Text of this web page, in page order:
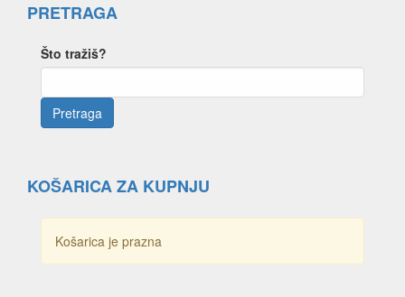
PRETRAGA
Što tražiš?
KOŠARICA ZA KUPNJU
Košarica je prazna